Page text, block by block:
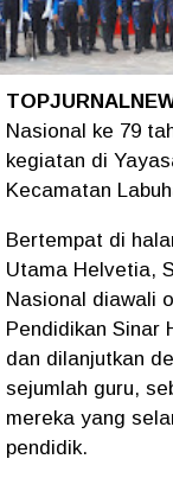
Nasional ke 79
kegiatan di
Kecamatan
Bertempat di
Utama Helvetia,
Nasional diawali
Pendidikan Sinar
dan dilanjutkan
sejumlah guru,
mereka yang
pendidik.